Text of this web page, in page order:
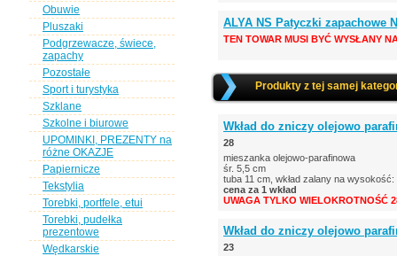
Obuwie
Pluszaki
Podgrzewacze, świece,
zapachy
Pozostałe
Sport i turystyka
Szklane
Szkolne i biurowe
UPOMINKI, PREZENTY na
różne OKAZJE
Papiernicze
Tekstylia
Torebki, portfele, etui
Torebki, pudełka
prezentowe
Wędkarskie
ALYA NS Patyczki zapachowe
TEN TOWAR MUSI BYĆ WYSŁANY
Produkty z tej samej
Wkład do zniczy olejowo
28
mieszanka olejowo-parafinowa
śr. 5,5 cm
tuba 11 cm, wkład zalany na
cena za 1 wkład
UWAGA TYLKO WIELOKROTNOŚĆ
Wkład do zniczy olejowo
23